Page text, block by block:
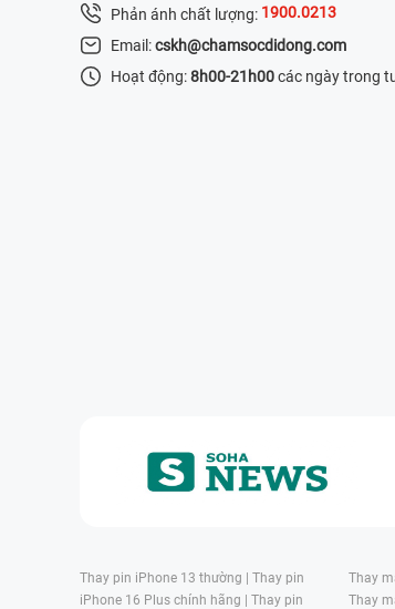
Phản ánh chất lượng: 1900.0213
Email:cskh@chamsocdidong.com
Hoạt động:8h00-21h00các ngày trong
Thay pin iPhone 13 thường | Thay pin
iPhone 16 Plus chính hãng | Thay pin
Thay
Thay